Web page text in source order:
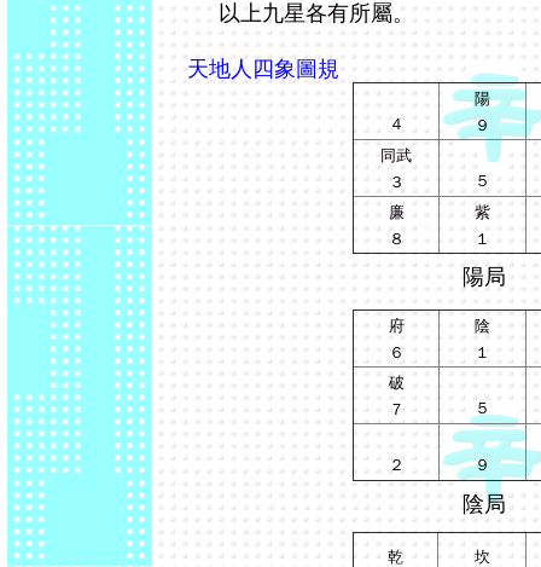
以上九星各有所屬。
天地人四象圖規
４
陽
９
同武
３
５
廉
８
紫
１
陽局
府
６
陰
１
破
７
５
２ ９
陰局
乾 坎